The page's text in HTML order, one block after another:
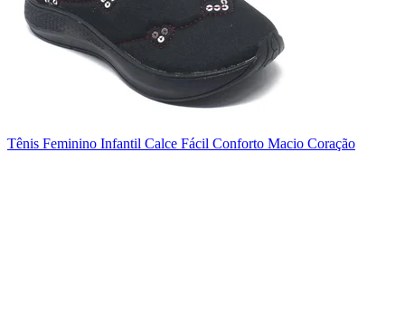
Tênis Feminino Infantil Calce Fácil Conforto Macio Coração